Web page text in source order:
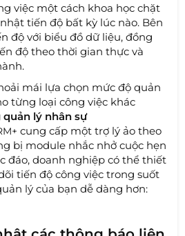
việc một cách khoa học chặt
tiến độ bất kỳ lúc nào. Bên
độ với biểu đồ dữ liệu, đồng
độ theo thời gian thực và
mái lựa chọn mức độ quản
từng loại công việc khác
lý nhân sự
cung cấp một trợ lý ảo theo
bị module nhắc nhở cuộc hẹn
đáo, doanh nghiệp có thể thiết
tiến độ công việc trong suốt
lý của bạn dễ dàng hơn: